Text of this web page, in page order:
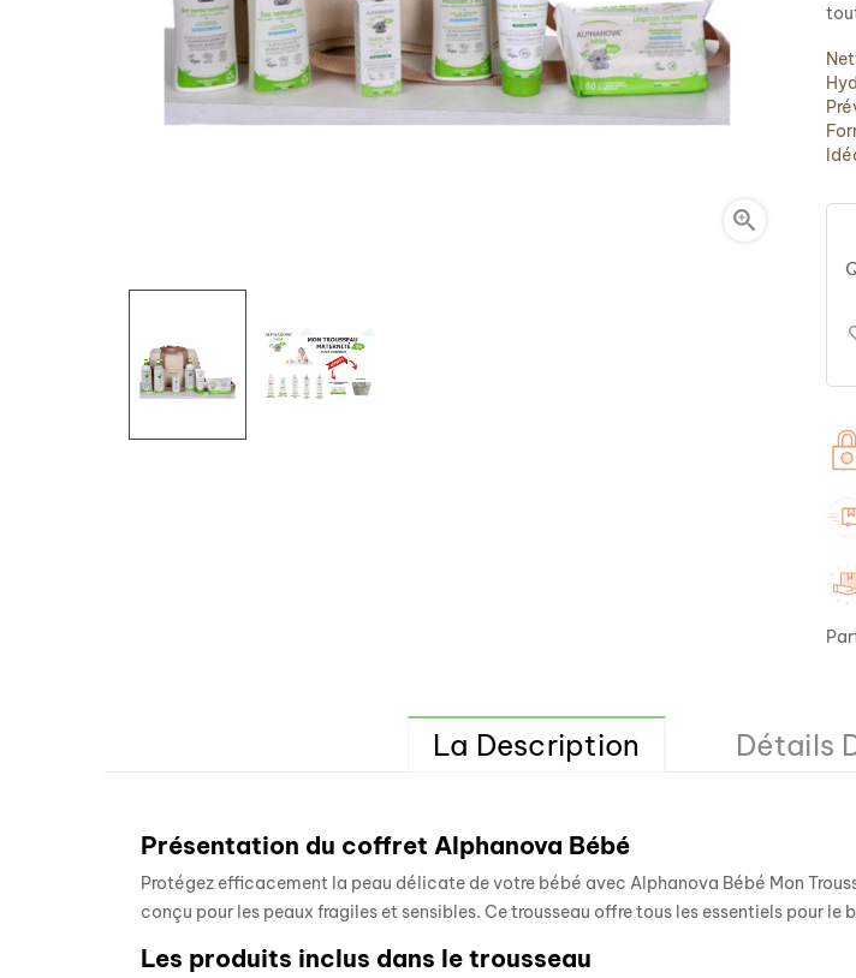

La Description Détails
Présentation du coffret Alphanova Bébé
Protégez efficacement la peau délicate de votre bébé avec Alphanova Bébé Mon
conçu pour les peaux fragiles et sensibles. Ce trousseau offre tous les essentiels pour
Les produits inclus dans le trousseau